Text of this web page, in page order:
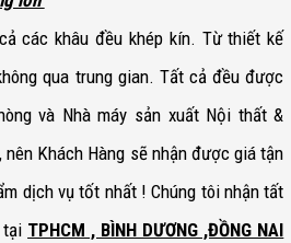
các khâu đều khép kín. Từ thiết kế
qua trung gian. Tất cả đều được
và Nhà máy sản xuất Nội thất &
Khách Hàng sẽ nhận được giá tận
dịch vụ tốt nhất ! Chúng tôi nhận tất
tại TPHCM , BÌNH DƯƠNG ,ĐỒNG NAI